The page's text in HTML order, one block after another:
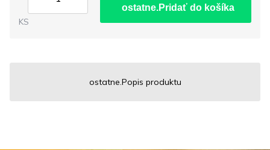
KS
ostatne.Pridať do košíka
ostatne.Popis produktu